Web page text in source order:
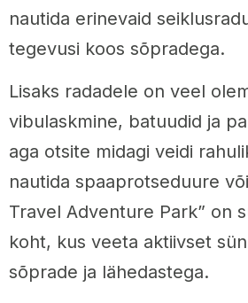
nautida erinevaid
tegevusi koos sõpradega.
Lisaks radadele on veel
vibulaskmine, batuudid ja
aga otsite midagi veidi
nautida spaaprotseduure
Travel Adventure Park” on
koht, kus veeta aktiivset
sõprade ja lähedastega.